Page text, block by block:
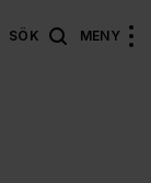
SÖK MENY